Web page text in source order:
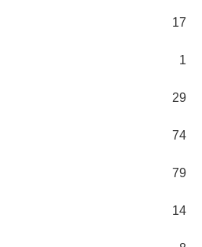
17
1
29
74
79
14